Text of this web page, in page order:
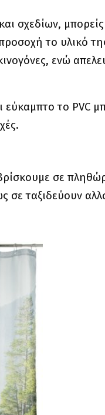
σχεδίων,
το υλικό
ενώ
εύκαμπτο το PVC
σε
σε ταξιδεύουν